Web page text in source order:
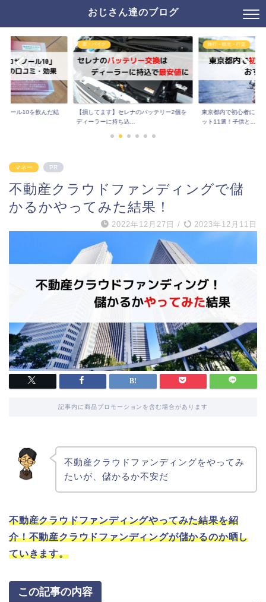
おじさん達のブログ
レナのバッテリー2個を
旅行・観光・行楽
東京都内で初心者におすすめの釣り堀スポ
ット11選！子供と...
健康・病気
緑でサラナを９ヵ月
ロール値を晒す。口...
マネー PR
不動産クラウドファンディングで儲
かるかやってみた結果！
2022年12月27日 / 2023年12月11日
記事内に商品プロモーションを含む場合があります
不動産クラウドファンディングをやってみ
たいが、儲かるか不安だ
不動産クラウドファンディングやってみた結果を紹
介！不動産クラウドファンディングが儲かるのか晒し
ていきます。
この記事の内容